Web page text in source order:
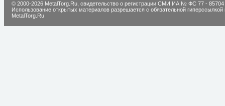
© 2000-2026 MetalTorg.Ru, cвидетельство о регистрации СМИ ИА № ФС 77 - 85704
Использование открытых материалов разрешается с обязательной гиперссылкой
MetalTorg.Ru